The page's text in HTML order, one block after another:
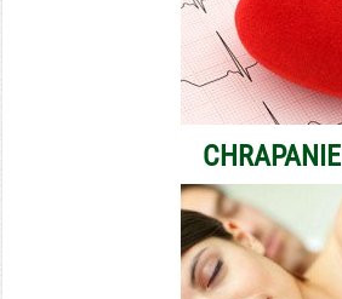
CHRAPANIE